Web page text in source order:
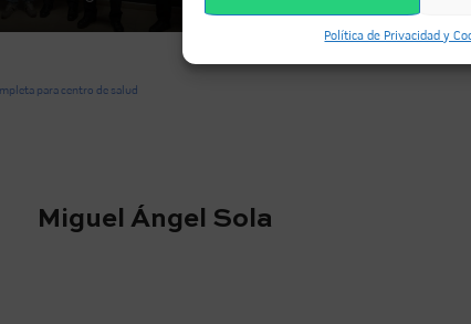
Política de Privacidad y
para centro de salud
Miguel Ángel Sola